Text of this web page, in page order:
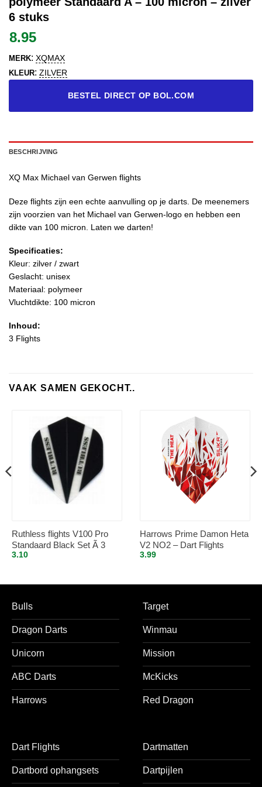
6 stuks
8.95
MERK: XQMAX
KLEUR: ZILVER
BESTEL DIRECT OP BOL.COM
BESCHRIJVING
XQ Max Michael van Gerwen flights
Deze flights zijn een echte aanvulling op je darts. De meenemers
zijn voorzien van het Michael van Gerwen-logo en hebben een
dikte van 100 micron. Laten we darten!
Specificaties:
Kleur: zilver / zwart
Geslacht: unisex
Materiaal: polymeer
Vluchtdikte: 100 micron
Inhoud:
3 Flights
VAAK SAMEN GEKOCHT..
Ruthless flights V100 Pro
Standaard Black Set Ã 3
stuks
3.10
Harrows Prime Damon Heta
V2 NO2 – Dart Flights
3.99
Bulls
Dragon Darts
Unicorn
ABC Darts
Harrows
Target
Winmau
Mission
McKicks
Red Dragon
Dart Flights
Dartbord ophangsets
Dartmatten
Dartpijlen